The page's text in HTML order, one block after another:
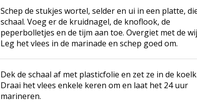
Schep de stukjes wortel, selder en ui in een platte,
schaal. Voeg er de kruidnagel, de knoflook, de
peperbolletjes en de tijm aan toe. Overgiet met de
Leg het vlees in de marinade en schep goed om.
Dek de schaal af met plasticfolie en zet ze in de
Draai het vlees enkele keren om en laat het 24 uur
marineren.